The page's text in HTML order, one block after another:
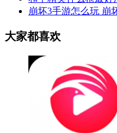
崩坏3手游怎么玩 崩
大家都喜欢